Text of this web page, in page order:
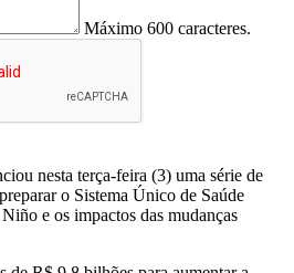
Máximo 600 caracteres.
nesta terça-feira (3) uma série de
o Sistema Único de Saúde
e os impactos das mudanças